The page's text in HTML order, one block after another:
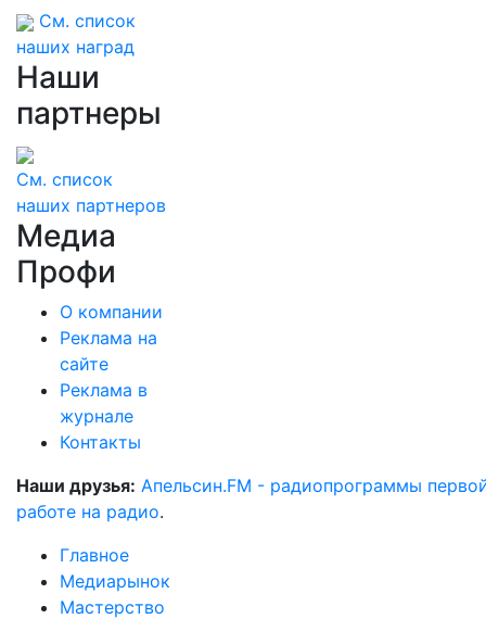
См. список
наших наград
Наши
партнеры
См. список
наших партнеров
Медиа
Профи
О компании
Реклама на
сайте
Реклама в
журнале
Контакты
Наши друзья: Апельсин.FM - радиопрограммы
работе на радио.
Главное
Медиарынок
Мастерство